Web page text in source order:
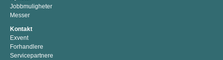
Jobbmuligheter
Messer
Kontakt
Exvent
Forhandlere
Servicepartnere